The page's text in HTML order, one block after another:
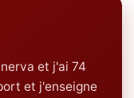
et j'ai 74
et j'enseigne